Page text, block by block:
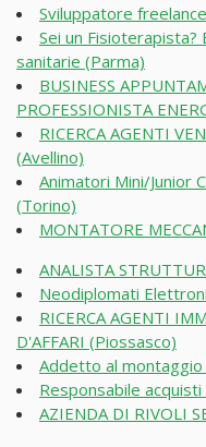
Sviluppatore
Sei un
sanitarie (Parma)
BUSINESS
PROFESSIONISTA
RICERCA AGENTI
(Avellino)
Animatori Mini/Junior
(Torino)
MONTATORE
ANALISTA
Neodiplomati
RICERCA AGENTI
D'AFFARI (Piossasco)
Addetto al
Responsabile
AZIENDA DI RIVOLI